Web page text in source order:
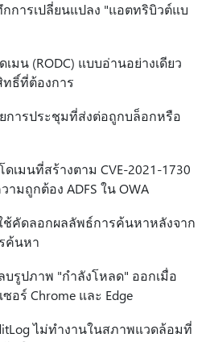
การเปลี่ยนแปลง "แอตทริบิวต์แบ
มน (RODC) แบบอ่านอย่างเดียว
ธิ์ที่ต้องการ
การประชุมที่ส่งต่อถูกบล็อกหรือ
เมนที่สร้างตาม CVE-2021-1730
มถูกต้อง ADFS ใน OWA
ช้คัดลอกผลลัพธ์การค้นหาหลังจาก
ค้นหา
บรูปภาพ "กําลังโหลด" ออกเมื่อ
อร์ Chrome และ Edge
ไม่ทํางานในสภาพแวดล้อมที่